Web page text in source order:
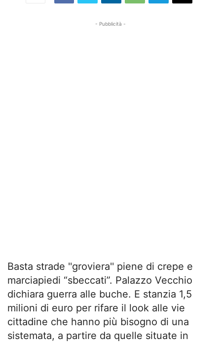
- Pubblicità -
Basta strade ''groviera'' piene di crepe e
marciapiedi “sbeccati”. Palazzo Vecchio
dichiara guerra alle buche. E stanzia 1,5
milioni di euro per rifare il look alle vie
cittadine che hanno più bisogno di una
sistemata, a partire da quelle situate in